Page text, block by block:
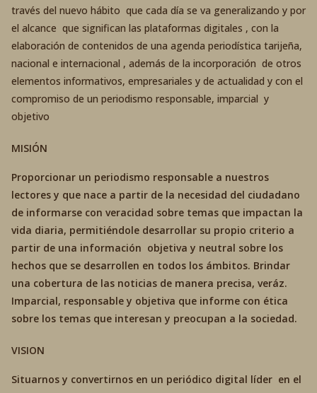
través del nuevo hábito que cada día se va generalizando y por
el alcance que significan las plataformas digitales , con la
elaboración de contenidos de una agenda periodística tarijeña,
nacional e internacional , además de la incorporación de otros
elementos informativos, empresariales y de actualidad y con el
compromiso de un periodismo responsable, imparcial y
objetivo
MISIÓN
Proporcionar un periodismo responsable a nuestros
lectores y que nace a partir de la necesidad del ciudadano
de informarse con veracidad sobre temas que impactan la
vida diaria, permitiéndole desarrollar su propio criterio a
partir de una información objetiva y neutral sobre los
hechos que se desarrollen en todos los ámbitos. Brindar
una cobertura de las noticias de manera precisa, veráz.
Imparcial, responsable y objetiva que informe con ética
sobre los temas que interesan y preocupan a la sociedad.
VISION
Situarnos y convertirnos en un periódico digital líder en el